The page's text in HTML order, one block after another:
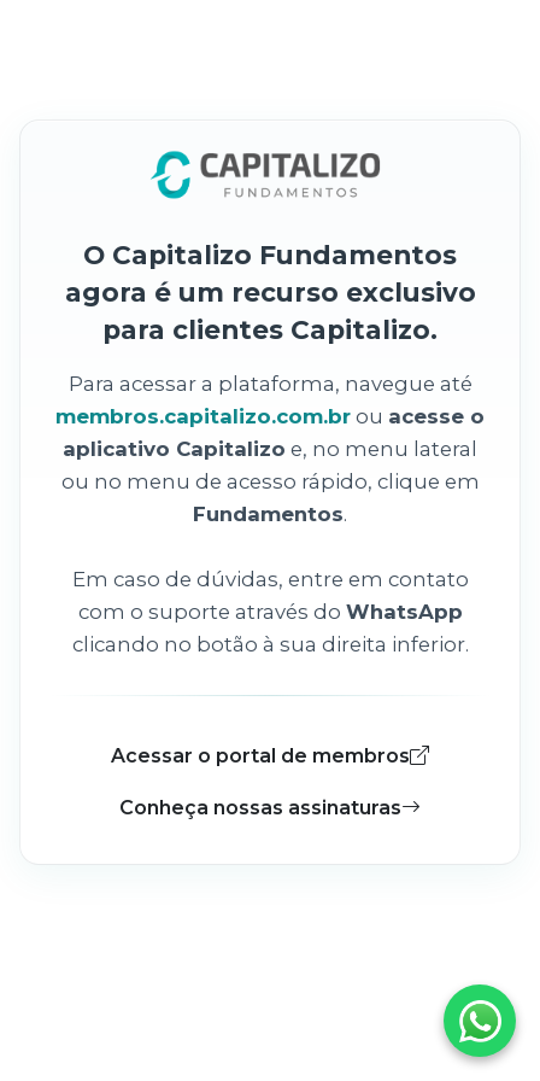
O Capitalizo Fundamentos
agora é um recurso exclusivo
para clientes Capitalizo.
Para acessar a plataforma, navegue até
membros.capitalizo.com.br ou acesse o
aplicativo Capitalizo e, no menu lateral
ou no menu de acesso rápido, clique em
Fundamentos.
Em caso de dúvidas, entre em contato
com o suporte através do WhatsApp
clicando no botão à sua direita inferior.
Acessar o portal de membros
Conheça nossas assinaturas